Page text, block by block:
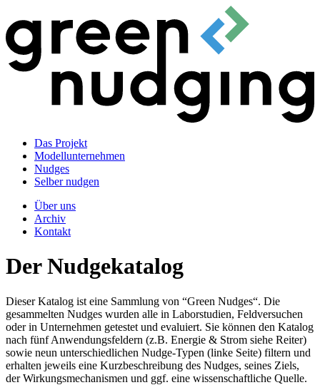
Das Projekt
Modellunternehmen
Nudges
Selber nudgen
Über uns
Archiv
Kontakt
Der Nudgekatalog
Dieser Katalog ist eine Sammlung von “Green Nudges“. Die
gesammelten Nudges wurden alle in Laborstudien, Feldversuchen
oder in Unternehmen getestet und evaluiert. Sie können den Katalog
nach fünf Anwendungsfeldern (z.B. Energie & Strom siehe Reiter)
sowie neun unterschiedlichen Nudge-Typen (linke Seite) filtern und
erhalten jeweils eine Kurzbeschreibung des Nudges, seines Ziels,
der Wirkungsmechanismen und ggf. eine wissenschaftliche Quelle.